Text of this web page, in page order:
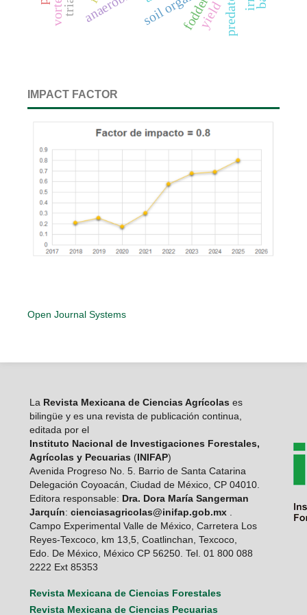
predators
fodder
yield
IMPACT FACTOR
Open Journal Systems
La Revista Mexicana de Ciencias Agrícolas es
bilingüe y es una revista de publicación continua,
editada por el
Instituto Nacional de Investigaciones Forestales,
Agrícolas y Pecuarias (INIFAP)
Avenida Progreso No. 5. Barrio de Santa Catarina
Delegación Coyoacán, Ciudad de México, CP 04010.
Editora responsable: Dra. Dora María Sangerman
Jarquín: cienciasagricolas@inifap.gob.mx.
Campo Experimental Valle de México, Carretera Los
Reyes-Texcoco, km 13,5, Coatlinchan, Texcoco,
Edo. De México, México CP 56250. Tel. 01 800 088
2222 Ext 85353
Revista Mexicana de Ciencias Forestales
Revista Mexicana de Ciencias Pecuarias